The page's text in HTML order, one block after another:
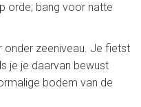
orde; bang voor natte
onder zeeniveau. Je fietst
je je daarvan bewust
bodem van de